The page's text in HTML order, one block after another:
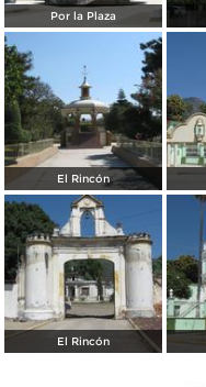
Por la Plaza
El Rincón
El Rincón